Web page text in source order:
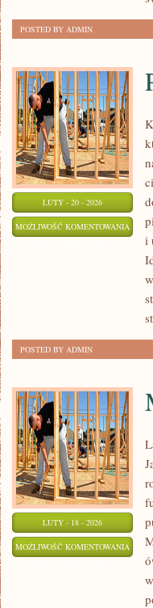
POSTED BY ADMIN
LUTY - 20 - 2026
MOŻLIWOŚĆ KOMENTOWANIA
i
POSTED BY ADMIN
LUTY - 18 - 2026
MOŻLIWOŚĆ KOMENTOWANIA
IKONY